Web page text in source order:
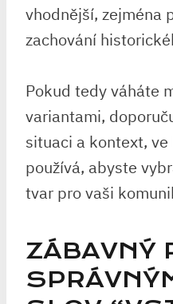
vhodnější, zejména
zachování
Pokud tedy váháte
variantami,
situaci ⁤a kontext,
používá, abyste
tvar pro vaši
ZÁBAVNÝ